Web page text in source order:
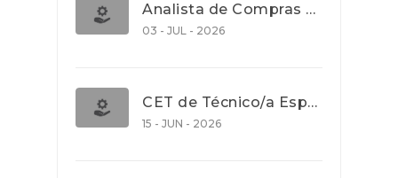
Analista de Compras e Contratos (Banca)
03 - JUL - 2026
CET de Técnico/a Especialista em Comércio Internacional (Nível 5)
15 - JUN - 2026